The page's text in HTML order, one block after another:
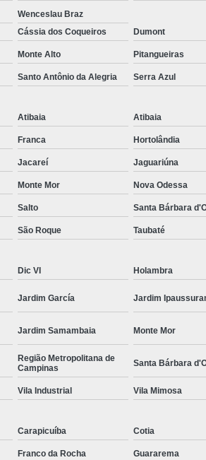
Loja de Moda Masculina
Loja Moda Masculina
Social
Loja Virtual Moda
Moda Básica Masculina
Masculina
Moda Masculina
Social
Moda Masculina
Social
Moda Plus Size Masculina
Roupas Estilosas
Moda
Roupas Masculinas Esporte
Roupas Masculinas na Moda
Social Roupas Sociais
Wenceslau Braz
Cássia dos Coqueiros Dumont
Monte Alto Pitangueiras
Santo Antônio da Alegria Serra Azul
Atibaia Atibaia
Franca Hortolândia
Jacareí Jaguariúna
Monte Mor Nova Odessa
Salto Santa Bárbara
São Roque Taubaté
Dic VI Holambra
Jardim García Jardim
Jardim Samambaia Monte Mor
Região Metropolitana de
Campinas
Santa Bárbara
Vila Industrial Vila Mimosa
Carapicuíba Cotia
Franco da Rocha Guararema